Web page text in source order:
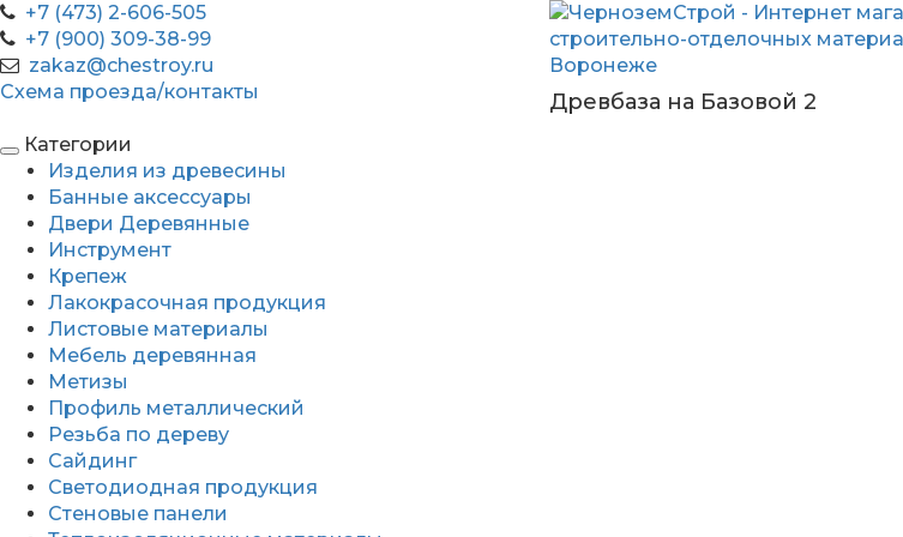
+7 (473) 2-606-505
+7 (900) 309-38-99
zakaz@chestroy.ru
Схема проезда/контакты
Древбаза на Базовой 2
Категории
Изделия из древесины
Банные аксессуары
Двери Деревянные
Инструмент
Крепеж
Лакокрасочная продукция
Листовые материалы
Мебель деревянная
Метизы
Профиль металлический
Резьба по дереву
Сайдинг
Светодиодная продукция
Стеновые панели